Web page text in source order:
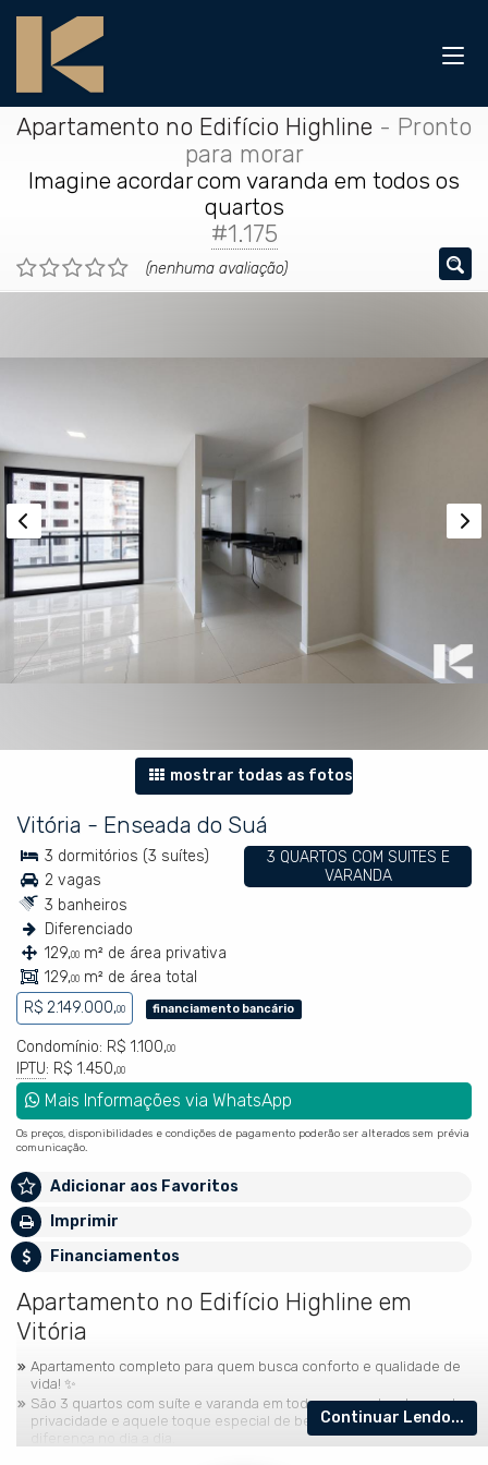
Apartamento no Edifício Highline - Pronto
para morar
Imagine acordar com varanda em todos os
quartos
#1.175
(nenhuma avaliação)
mostrar todas as fotos
Vitória - Enseada do Suá
3 QUARTOS COM SUITES E
VARANDA
3 dormitórios (3 suítes)
2 vagas
3 banheiros
Diferenciado
129,00 m² de área privativa
129,00 m² de área total
R$ 2.149.000,00 financiamento bancário
Condomínio: R$ 1.100,00
IPTU: R$ 1.450,00
Mais Informações via WhatsApp
Os preços, disponibilidades e condições de pagamento poderão ser alterados sem prévia
comunicação.
Adicionar aos Favoritos
Imprimir
Financiamentos
Apartamento no Edifício Highline em
Vitória
Apartamento completo para quem busca conforto e qualidade de
vida! ✨
São 3 quartos com suíte e varanda em todos os quartos, trazendo
privacidade e aquele toque especial de bem-estar que faz toda a
Continuar Lendo...